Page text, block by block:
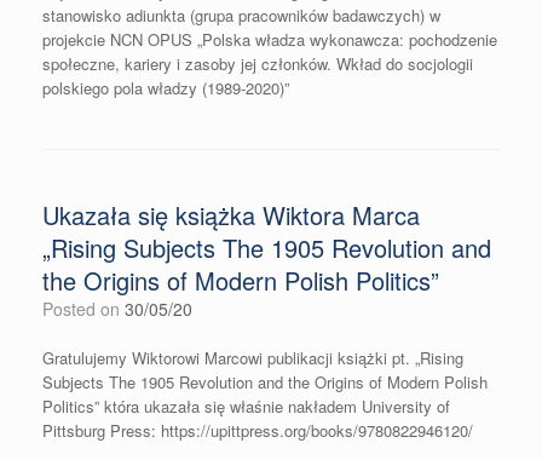
stanowisko adiunkta (grupa pracowników badawczych) w
projekcie NCN OPUS „Polska władza wykonawcza: pochodzenie
społeczne, kariery i zasoby jej członków. Wkład do socjologii
polskiego pola władzy (1989-2020)”
Ukazała się książka Wiktora Marca
„Rising Subjects The 1905 Revolution and
the Origins of Modern Polish Politics”
Posted on 30/05/20
Gratulujemy Wiktorowi Marcowi publikacji książki pt. „Rising
Subjects The 1905 Revolution and the Origins of Modern Polish
Politics” która ukazała się właśnie nakładem University of
Pittsburg Press: https://upittpress.org/books/9780822946120/